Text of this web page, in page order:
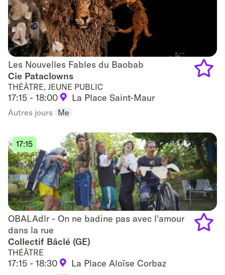
Les Nouvelles Fables du Baobab
Les Nouvelles Fables du Baobab
Cie Pataclowns
THÉÂTRE, JEUNE PUBLIC
17:15 - 18:00 La Place Saint-Maur
Autres jours Me
OBALAdlr - On ne badine pas avec l'amour dans la
rue
OBALAdlr - On ne badine pas avec l'amour
dans la rue
Collectif Bâclé (GE)
THÉÂTRE
17:15 - 18:30 La Place Aloïse Corbaz
17:15